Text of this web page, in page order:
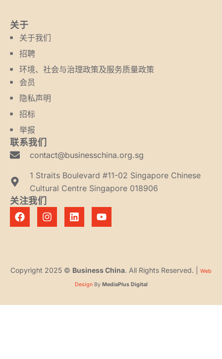
关于
关于我们
招聘
环境、社会与治理政策及服务质量政策
会员
隐私声明
招标
举报
联系我们
contact@businesschina.org.sg
1 Straits Boulevard #11-02 Singapore Chinese
Cultural Centre Singapore 018906
关注我们
Copyright 2025 © Business China. All Rights Reserved. | Web
DesignBy MediaPlus Digital